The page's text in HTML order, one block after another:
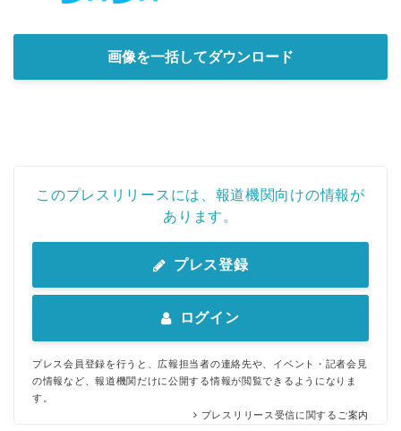
画像を一括してダウンロード
このプレスリリースには、報道機関向けの情報が
あります。
プレス登録
ログイン
プレス会員登録を行うと、広報担当者の連絡先や、イベント・記者会見
の情報など、報道機関だけに公開する情報が閲覧できるようになりま
す。
プレスリリース受信に関するご案内